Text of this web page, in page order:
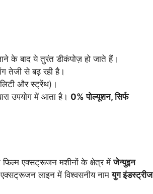
के बाद ये तुरंत डीकंपोज़ हो जाते हैं।
तेजी से बढ़ रही है।
और स्ट्रेंथ)।
उपयोग में आता है। 0% पोल्यूशन, सिर्फ
फिल्म एक्सट्रूजन मशीनों के क्षेत्र मेंजेन्युइन
लाइन में विश्वसनीय नामयुग इंडस्ट्रीज